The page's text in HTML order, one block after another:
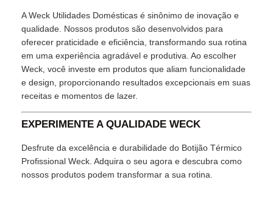
A Weck Utilidades Domésticas é sinônimo de inovação e
qualidade. Nossos produtos são desenvolvidos para
oferecer praticidade e eficiência, transformando sua rotina
em uma experiência agradável e produtiva. Ao escolher
Weck, você investe em produtos que aliam funcionalidade
e design, proporcionando resultados excepcionais em suas
receitas e momentos de lazer.
EXPERIMENTE A QUALIDADE WECK
Desfrute da excelência e durabilidade do Botijão Térmico
Profissional Weck. Adquira o seu agora e descubra como
nossos produtos podem transformar a sua rotina.